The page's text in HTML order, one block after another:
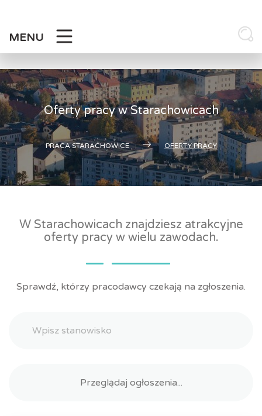
MENU
Oferty pracy w Starachowicach
PRACA STARACHOWICE OFERTY PRACY
W Starachowicach znajdziesz atrakcyjne
oferty pracy w wielu zawodach.
Sprawdź, którzy pracodawcy czekają na zgłoszenia.